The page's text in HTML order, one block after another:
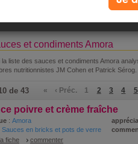
M
et condiments Amora
la liste des sauces et condiments Amora
nutritionnistes JM Cohen et Patrick Sérog.
de 43 « ‹ Préc. 1 2 3 4 5
poivre et crème fraîche
: Amora
Sauces en bricks et pots de verre
fiche
commenter